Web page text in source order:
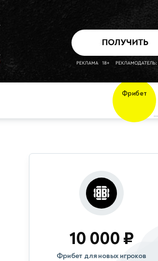
Фрибет
...
10 000 ₽
Фрибет для новых игроков